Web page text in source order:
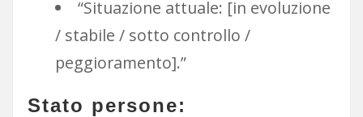
“Situazione attuale: [in evoluzione
/ stabile / sotto controllo /
peggioramento].”
Stato persone: